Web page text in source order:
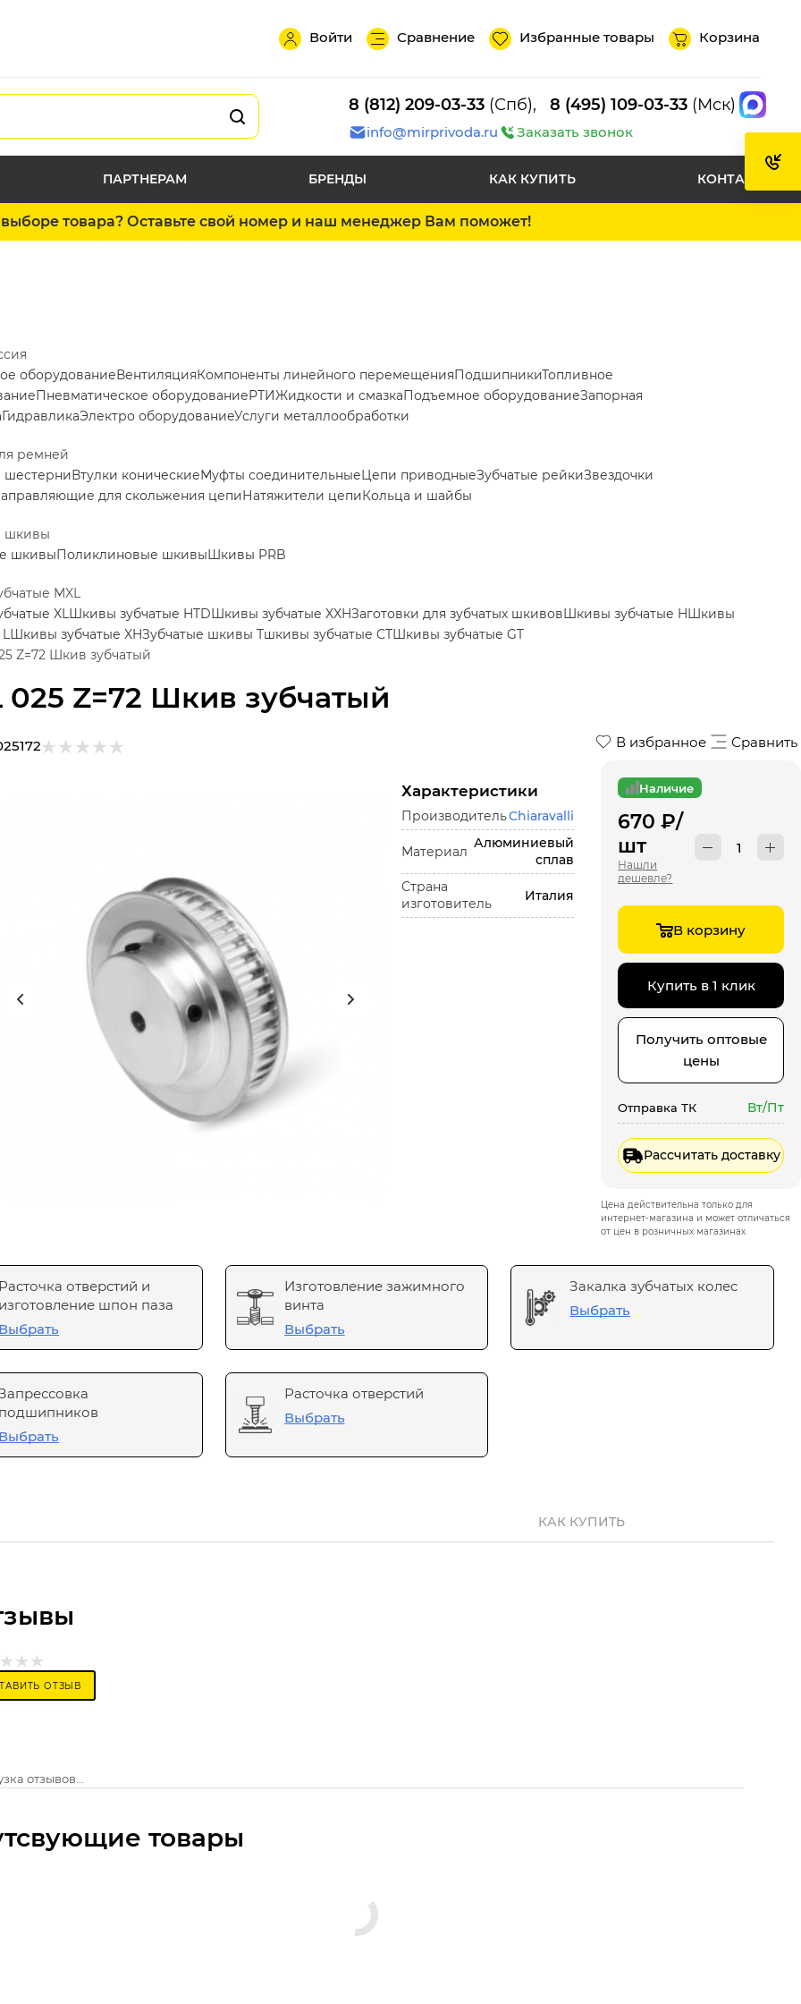
Войти Сравнение Избранные товары Корзина
8 (812) 209-03-33 (Спб), 8 (495) 109-03-33 (Мск)
info@mirprivoda.ru Заказать звонок
ПАРТНЕРАМ БРЕНДЫ КАК КУПИТЬ КОНТАКТЫ
товара? Оставьте свой номер и наш менеджер Вам поможет!
025 Z=72 Шкив зубчатый
оборудованиеВентиляцияКомпоненты линейного перемещенияПодшипникиТопливное
Пневматическое оборудованиеРТИЖидкости и смазкаПодъемное оборудованиеЗапорная
ГидравликаЭлектро оборудованиеУслуги металлообработки
ремней
шестерниВтулки коническиеМуфты соединительныеЦепи приводныеЗубчатые рейкиЗвездочки
для скольжения цепиНатяжители цепиКольца и шайбы
шкивы
шкивыПоликлиновые шкивыШкивы PRB
MXL
XLШкивы зубчатые HTDШкивы зубчатые XXHЗаготовки для зубчатых шкивовШкивы зубчатые HШкивы
Шкивы зубчатые XHЗубчатые шкивы Тшкивы зубчатые CTШкивы зубчатые GT
Z=72 Шкив зубчатый
В избранное Сравнить
Характеристики
ПроизводительChiaravalli
Материал
Алюминиевый
сплав
Страна
изготовитель
Италия
Наличие
670 ₽/
шт
Нашли
дешевле?
В корзину
Купить в 1 клик
Получить оптовые
цены
Отправка ТК Вт/Пт
Рассчитать доставку
Цена действительна только для
интернет-магазина и может отличаться
от цен в розничных магазинах
отверстий и
шпон паза
Изготовление зажимного
винта
Выбрать
Закалка зубчатых колес
Выбрать
Расточка отверстий
Выбрать
КАК КУПИТЬ
ОТЗЫВ
отзывов...
товары